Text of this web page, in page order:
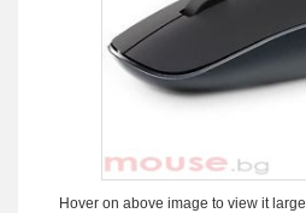
Hover on above image to view it large